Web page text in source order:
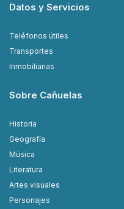
Datos y Servicios
Teléfonos útiles
Transportes
Inmobiliarias
Sobre Cañuelas
Historia
Geografía
Música
Literatura
Artes visuales
Personajes